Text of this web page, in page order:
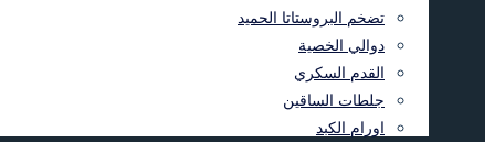
تضخم البروستاتا الحميد
دوالي الخصية
القدم السكري
جلطات الساقين
اورام الكبد